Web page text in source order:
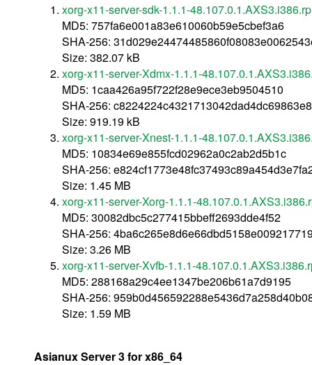
xorg-x11-server-sdk-1.1.1-
MD5: 757fa6e001a83e610060b59e5cbef3a6
SHA-256:
Size: 382.07 kB
xorg-x11-server-Xdmx-1.1.1-
MD5: 1caa426a95f722f28e9ece3eb9504510
SHA-256:
Size: 919.19 kB
xorg-x11-server-Xnest-1.1.1-
MD5: 10834e69e855fcd02962a0c2ab2d5b1c
SHA-256:
Size: 1.45 MB
xorg-x11-server-Xorg-1.1.1-
MD5: 30082dbc5c277415bbeff2693dde4f52
SHA-256:
Size: 3.26 MB
xorg-x11-server-Xvfb-1.1.1-
MD5: 288168a29c4ee1347be206b61a7d9195
SHA-256:
Size: 1.59 MB
Asianux Server 3 for x86_64